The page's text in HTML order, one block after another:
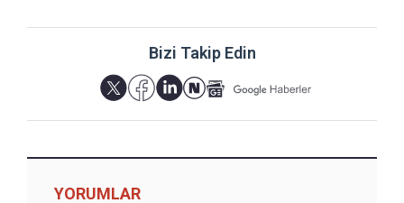
Bizi Takip Edin
YORUMLAR